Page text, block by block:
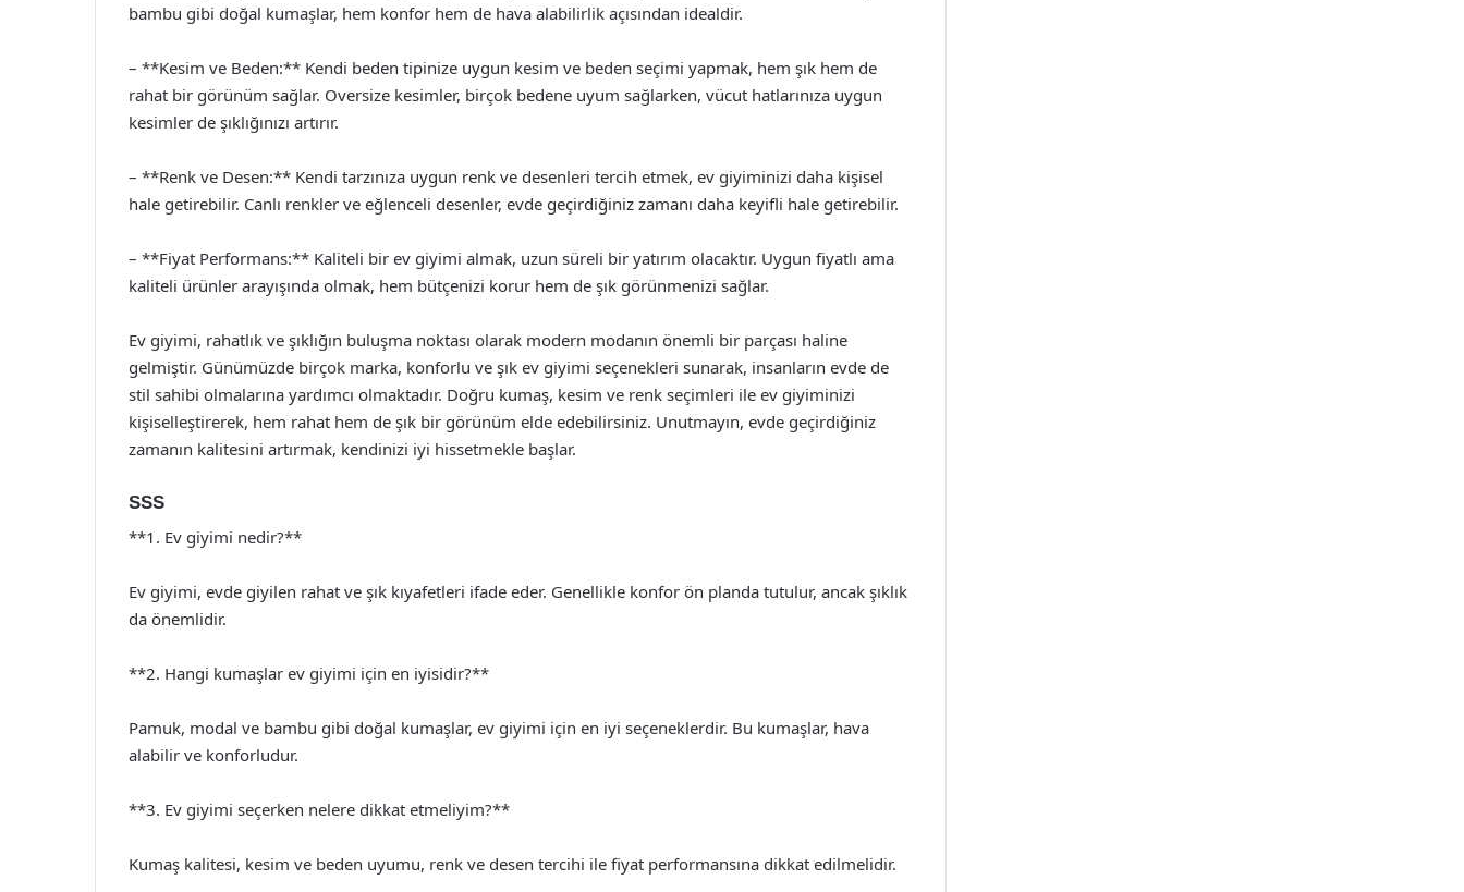
bambu gibi doğal kumaşlar, hem konfor hem de hava alabilirlik açısından idealdir.
– **Kesim ve Beden:** Kendi beden tipinize uygun kesim ve beden seçimi yapmak, hem şık hem de
rahat bir görünüm sağlar. Oversize kesimler, birçok bedene uyum sağlarken, vücut hatlarınıza uygun
kesimler de şıklığınızı artırır.
– **Renk ve Desen:** Kendi tarzınıza uygun renk ve desenleri tercih etmek, ev giyiminizi daha kişisel
hale getirebilir. Canlı renkler ve eğlenceli desenler, evde geçirdiğiniz zamanı daha keyifli hale getirebilir.
– **Fiyat Performans:** Kaliteli bir ev giyimi almak, uzun süreli bir yatırım olacaktır. Uygun fiyatlı ama
kaliteli ürünler arayışında olmak, hem bütçenizi korur hem de şık görünmenizi sağlar.
Ev giyimi, rahatlık ve şıklığın buluşma noktası olarak modern modanın önemli bir parçası haline
gelmiştir. Günümüzde birçok marka, konforlu ve şık ev giyimi seçenekleri sunarak, insanların evde de
stil sahibi olmalarına yardımcı olmaktadır. Doğru kumaş, kesim ve renk seçimleri ile ev giyiminizi
kişiselleştirerek, hem rahat hem de şık bir görünüm elde edebilirsiniz. Unutmayın, evde geçirdiğiniz
zamanın kalitesini artırmak, kendinizi iyi hissetmekle başlar.
SSS
**1. Ev giyimi nedir?**
Ev giyimi, evde giyilen rahat ve şık kıyafetleri ifade eder. Genellikle konfor ön planda tutulur, ancak şıklık
da önemlidir.
**2. Hangi kumaşlar ev giyimi için en iyisidir?**
Pamuk, modal ve bambu gibi doğal kumaşlar, ev giyimi için en iyi seçeneklerdir. Bu kumaşlar, hava
alabilir ve konforludur.
**3. Ev giyimi seçerken nelere dikkat etmeliyim?**
Kumaş kalitesi, kesim ve beden uyumu, renk ve desen tercihi ile fiyat performansına dikkat edilmelidir.